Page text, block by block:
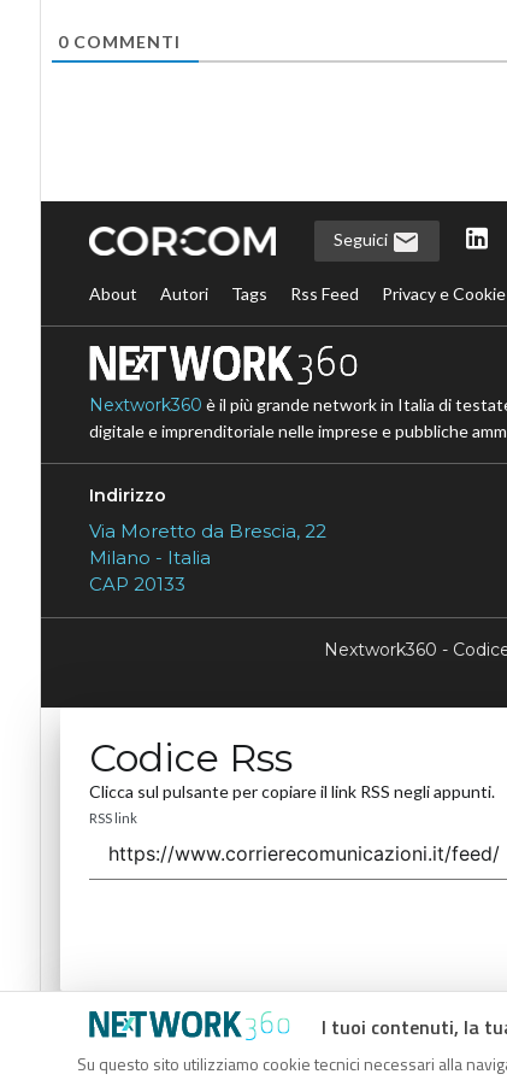
0COMMENTI
I tuoi contenuti, la
Su questo sito utilizziamo cookie tecnici necessari alla
Seguici
About Autori Tags Rss Feed Privacy e
Nextwork360 è il più grande network in Italia di
digitale e imprenditoriale nelle imprese e pubbliche
Indirizzo
Via Moretto da Brescia, 22
Milano - Italia
CAP 20133
Nextwork360 -
Codice Rss
Clicca sul pulsante per copiare il link RSS negli appunti.
RSS link
Codice Rss
Clicca sul pulsante per copiare il link RSS negli appunti.